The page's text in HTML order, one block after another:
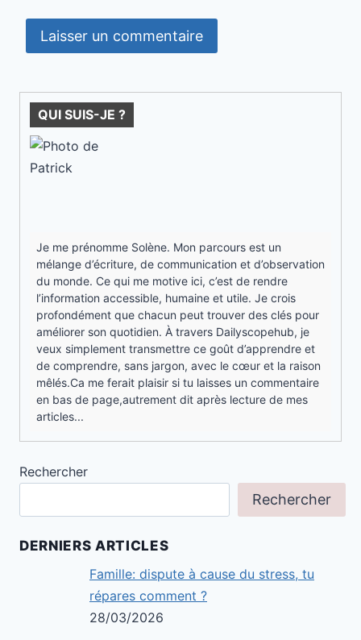
QUI SUIS-JE ?
Je me prénomme Solène. Mon parcours est un
mélange d’écriture, de communication et d’observation
du monde. Ce qui me motive ici, c’est de rendre
l’information accessible, humaine et utile. Je crois
profondément que chacun peut trouver des clés pour
améliorer son quotidien. À travers Dailyscopehub, je
veux simplement transmettre ce goût d’apprendre et
de comprendre, sans jargon, avec le cœur et la raison
mêlés.Ca me ferait plaisir si tu laisses un commentaire
en bas de page,autrement dit après lecture de mes
articles...
Rechercher
Rechercher
DERNIERS ARTICLES
Famille: dispute à cause du stress, tu
répares comment ?
28/03/2026